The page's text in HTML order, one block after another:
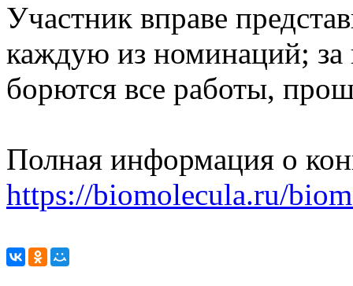
Участник вправе
каждую из номинаций; за
борются все работы,
Полная информация о
https://biomolecula.ru/